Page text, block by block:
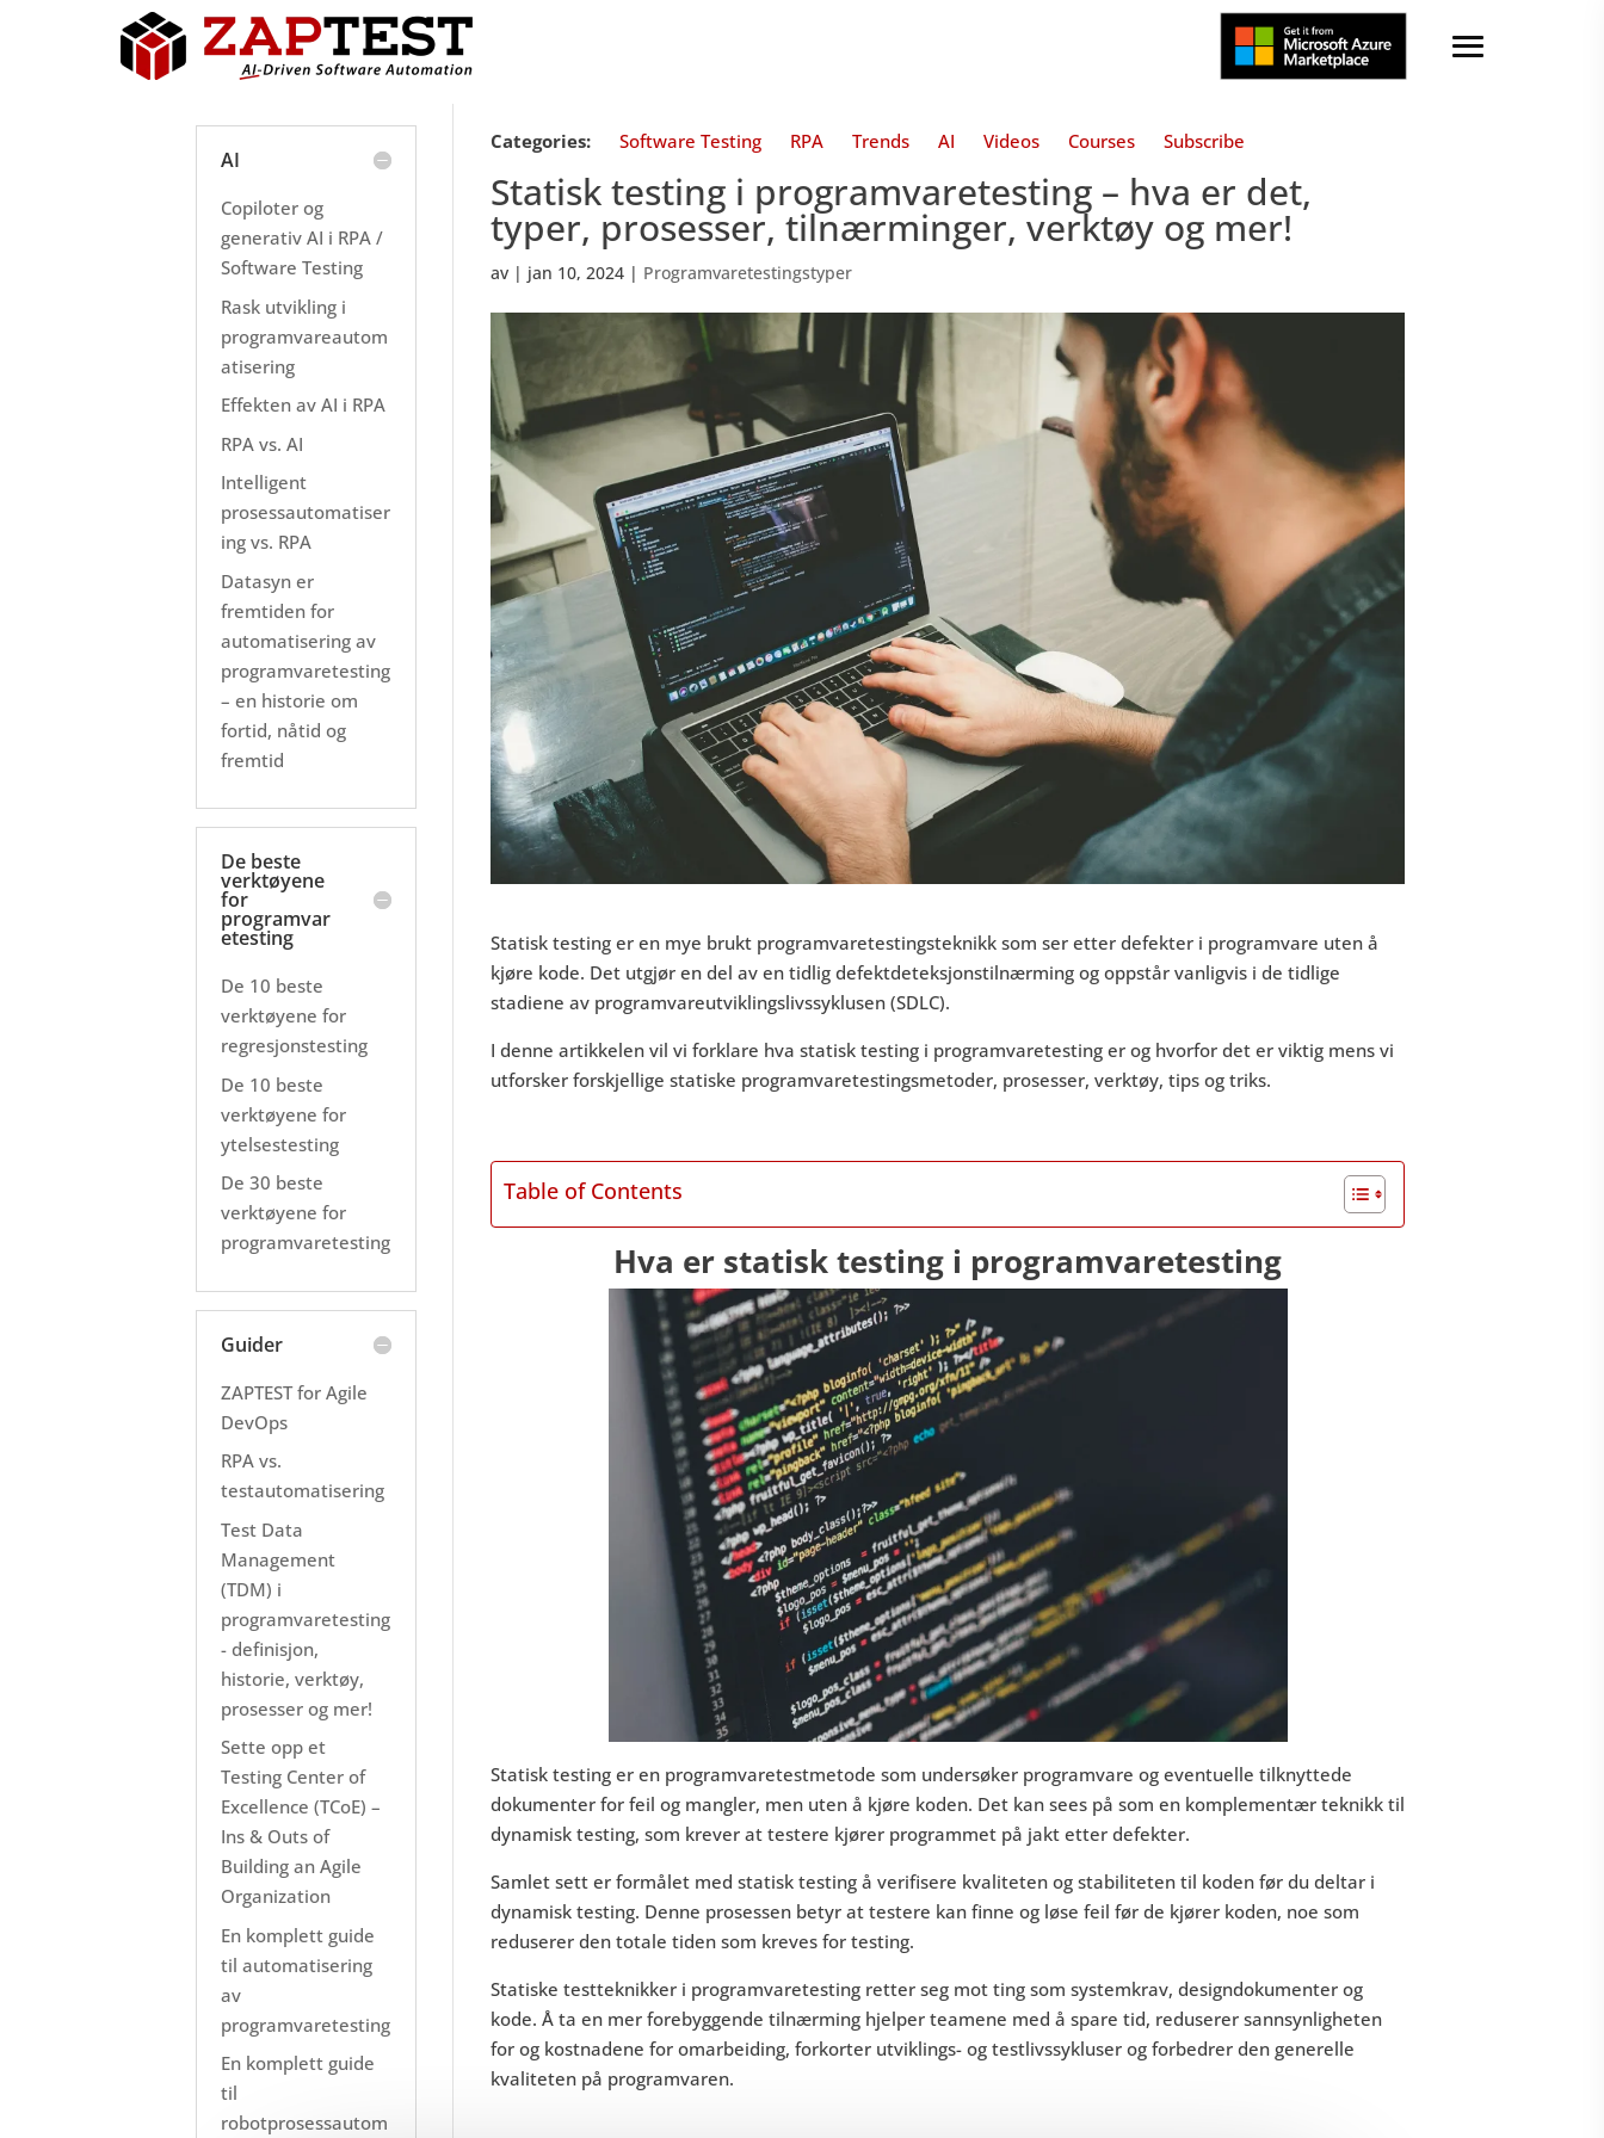
Categories: Software Testing RPA Trends AI Videos Courses Subscribe
Statisk testing i programvaretesting – hva er det,
typer, prosesser, tilnærminger, verktøy og mer!
av | jan 10, 2024 | Programvaretestingstyper
Statisk testing er en mye brukt programvaretestingsteknikk som ser etter defekter i programvare uten å
kjøre kode. Det utgjør en del av en tidlig defektdeteksjonstilnærming og oppstår vanligvis i de tidlige
stadiene av programvareutviklingslivssyklusen (SDLC).
I denne artikkelen vil vi forklare hva statisk testing i programvaretesting er og hvorfor det er viktig mens vi
utforsker forskjellige statiske programvaretestingsmetoder, prosesser, verktøy, tips og triks.
Table of Contents
Hva er statisk testing i programvaretesting
Statisk testing er en programvaretestmetode som undersøker programvare og eventuelle tilknyttede
dokumenter for feil og mangler, men uten å kjøre koden. Det kan sees på som en komplementær teknikk til
dynamisk testing, som krever at testere kjører programmet på jakt etter defekter.
Samlet sett er formålet med statisk testing å verifisere kvaliteten og stabiliteten til koden før du deltar i
dynamisk testing. Denne prosessen betyr at testere kan finne og løse feil før de kjører koden, noe som
reduserer den totale tiden som kreves for testing.
Statiske testteknikker i programvaretesting retter seg mot ting som systemkrav, designdokumenter og
kode. Å ta en mer forebyggende tilnærming hjelper teamene med å spare tid, reduserer sannsynligheten
for og kostnadene for omarbeiding, forkorter utviklings- og testlivssykluser og forbedrer den generelle
kvaliteten på programvaren.
AI
Copiloter og
generativ AI i RPA /
Software Testing
Rask utvikling i
programvareautom
atisering
Effekten av AI i RPA
RPA vs. AI
Intelligent
prosessautomatiser
ing vs. RPA
Datasyn er
fremtiden for
automatisering av
programvaretesting
– en historie om
fortid, nåtid og
fremtid
De beste
verktøyene
for
programvar
etesting
De 10 beste
verktøyene for
regresjonstesting
De 10 beste
verktøyene for
ytelsestesting
De 30 beste
verktøyene for
programvaretesting
Guider
ZAPTEST for Agile
DevOps
RPA vs.
testautomatisering
Test Data
Management
(TDM) i
programvaretesting
- definisjon,
historie, verktøy,
prosesser og mer!
Sette opp et
Testing Center of
Excellence (TCoE) –
Ins & Outs of
Building an Agile
Organization
En komplett guide
til automatisering
av
programvaretesting
En komplett guide
til
robotprosessautom